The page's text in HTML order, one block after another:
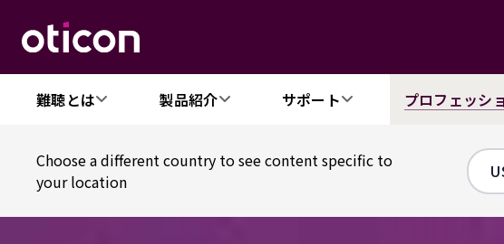
難聴とは 製品紹介 サポート プロフェッシ
Choose a different country to see content specific to
your location